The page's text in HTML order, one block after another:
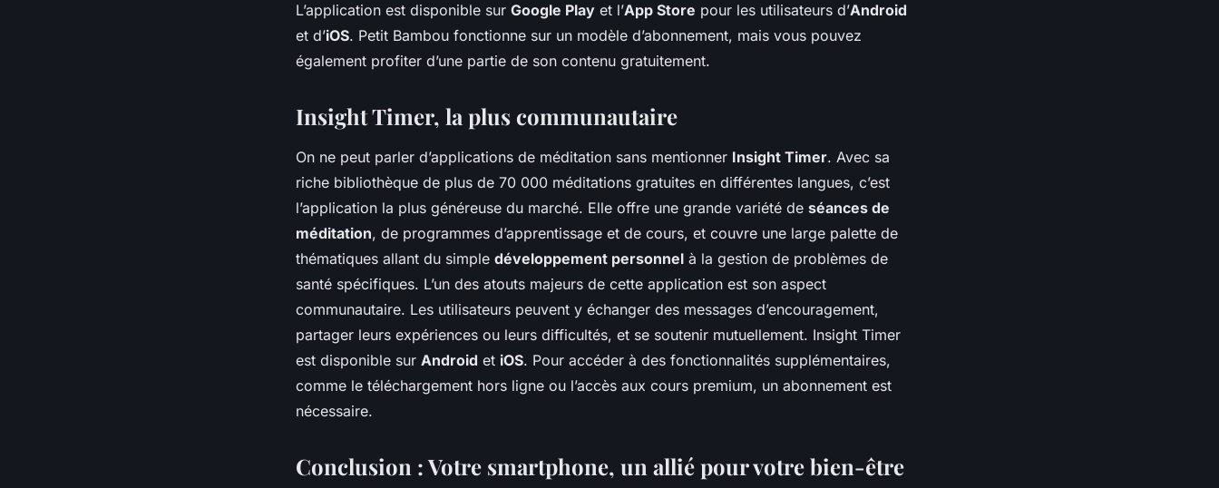
L’application est disponible sur Google Play et l’App Store pour les utilisateurs d’Android
et d’iOS. Petit Bambou fonctionne sur un modèle d’abonnement, mais vous pouvez
également profiter d’une partie de son contenu gratuitement.
Insight Timer, la plus communautaire
On ne peut parler d’applications de méditation sans mentionner Insight Timer. Avec sa
riche bibliothèque de plus de 70 000 méditations gratuites en différentes langues, c’est
l’application la plus généreuse du marché. Elle offre une grande variété de séances de
méditation, de programmes d’apprentissage et de cours, et couvre une large palette de
thématiques allant du simple développement personnel à la gestion de problèmes de
santé spécifiques. L’un des atouts majeurs de cette application est son aspect
communautaire. Les utilisateurs peuvent y échanger des messages d’encouragement,
partager leurs expériences ou leurs difficultés, et se soutenir mutuellement. Insight Timer
est disponible sur Android et iOS. Pour accéder à des fonctionnalités supplémentaires,
comme le téléchargement hors ligne ou l’accès aux cours premium, un abonnement est
nécessaire.
Conclusion : Votre smartphone, un allié pour votre bien-être